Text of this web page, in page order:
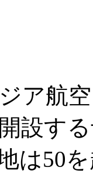
ア航
設す
は50